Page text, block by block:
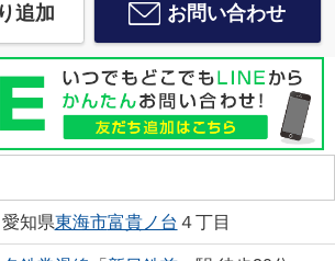
追加 お問い合わせ
愛知県東海市富貴ノ台 ４丁目